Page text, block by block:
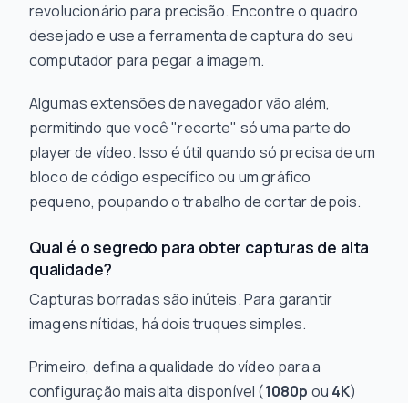
revolucionário para precisão. Encontre o quadro
desejado e use a ferramenta de captura do seu
computador para pegar a imagem.
Algumas extensões de navegador vão além,
permitindo que você "recorte" só uma parte do
player de vídeo. Isso é útil quando só precisa de um
bloco de código específico ou um gráfico
pequeno, poupando o trabalho de cortar depois.
Qual é o segredo para obter capturas de alta
qualidade?
Capturas borradas são inúteis. Para garantir
imagens nítidas, há dois truques simples.
Primeiro, defina a qualidade do vídeo para a
configuração mais alta disponível (1080p ou 4K)